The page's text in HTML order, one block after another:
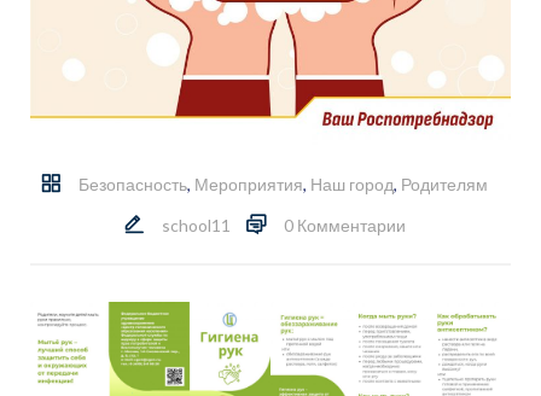
Безопасность, Мероприятия, Наш город, Родителям
school11
0 Комментарии